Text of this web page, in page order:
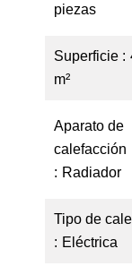
piezas
Superficie
m²
Aparato de
calefacción
Radiador
Tipo de
Eléctrica